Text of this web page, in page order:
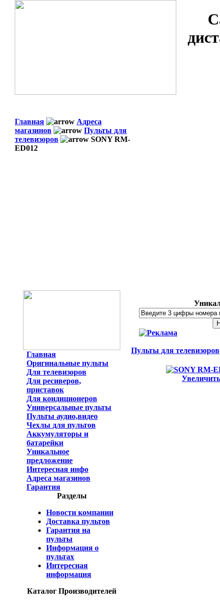
Главная
Адреса
магазинов
Пульты для
телевизоров
SONY RM-
ED012
Главная
Оригинальные пульты
Для телевизоров
Для ресиверов,
приставок
Для кондиционеров
Универсальные пульты
Пульты аудио,видео
Чехлы для пультов
Аккумуляторы и
батарейки
Уникальное
предложение
Интересная инфо
Адреса магазинов
Гарантия
Разделы
Новости компании
Доставка пультов
Гарантия на
пульты
Информация о
пультах
Интересная
информация
Каталог Производителей
Пульты для телевизоров
Увеличить